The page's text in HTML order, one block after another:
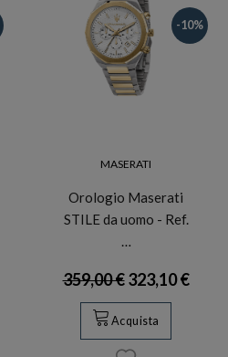
-10%
MASERATI
Orologio Maserati
STILE da uomo - Ref.
…
359,00 €323,10 €
Acquista